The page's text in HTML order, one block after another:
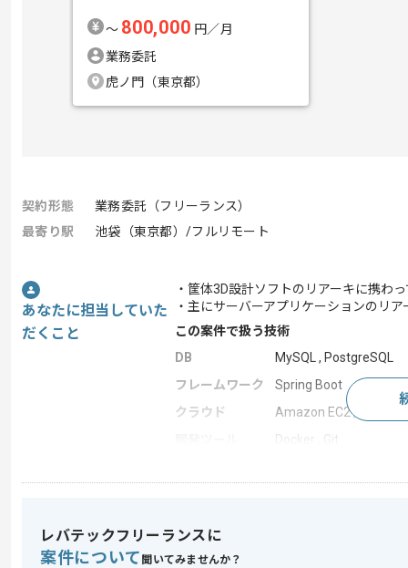
〜 800,000 円／月
業務委託
虎ノ門（東京都）
契約形態
業務委託（フリーランス）
最寄り駅
池袋（東京都）/フルリモート
あなたに担当していた
だくこと
・筐体3D設計ソフトのリアーキに携わ
・主にサーバーアプリケーションのリ
この案件で扱う技術
DB
MySQL , PostgreSQL
フレームワーク
Spring Boot
クラウド
Amazon EC2 , AWS
Docker , Git
レバテックフリーランスに
案件について 聞いてみませんか？